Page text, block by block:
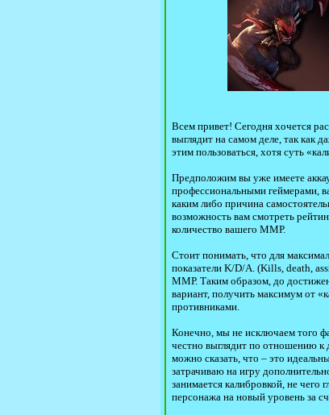
Всем привет! Сегодня хочется
выглядит на самом деле, так как
этим пользоваться, хотя суть
Предположим вы уже имеете
профессиональными геймерами,
каким либо причина
возможность вам смотреть
количество вашего ММР.
Стоит понимать, что для
показатели K/D/A. (Kills, death,
ММР. Таким образом, до
вариант, получить максимум от
противниками.
Конечно, мы не исключаем того
честно выглядит по отношению к
можно сказать, что – это
затрачиваю на игру
занимается калибровкой, не чего
персонажа на новый уровень за